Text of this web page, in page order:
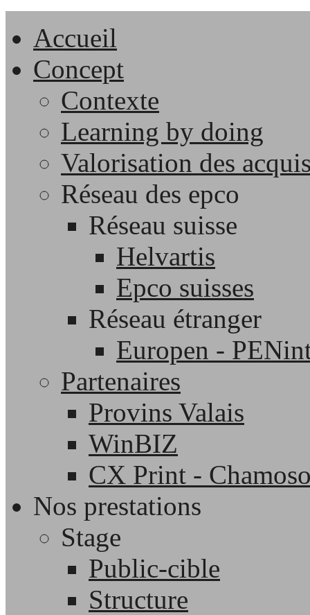
Accueil
Concept
Contexte
Learning by doing
Valorisation des
Réseau des epco
Réseau suisse
Helvartis
Epco suisses
Réseau étranger
Europen -
Partenaires
Provins Valais
WinBIZ
CX Print -
Nos prestations
Stage
Public-cible
Structure